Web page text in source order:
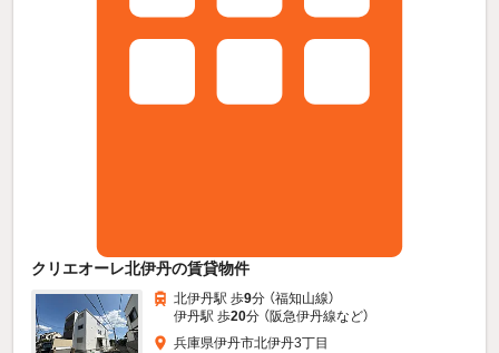
クリエオーレ北伊丹の賃貸物件
北伊丹駅 歩9分 （福知山線）
伊丹駅 歩20分 （阪急伊丹線など）
兵庫県伊丹市北伊丹3丁目